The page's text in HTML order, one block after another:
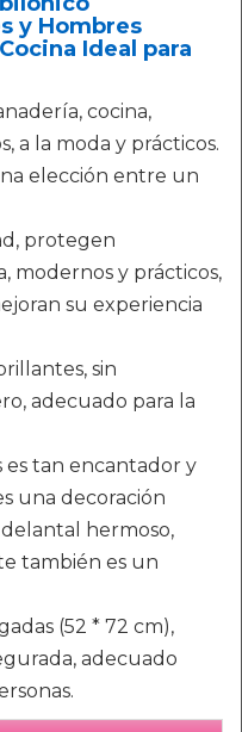
y Hombres
Ideal para
cocina,
a la moda y prácticos.
elección entre un
protegen
modernos y prácticos,
su experiencia
sin
adecuado para la
es tan encantador y
una decoración
hermoso,
también es un
(52 * 72 cm),
adecuado